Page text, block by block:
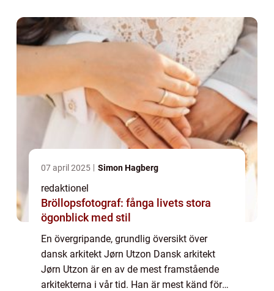
07 april 2025 Simon Hagberg
redaktionel
Bröllopsfotograf: fånga livets stora
ögonblick med stil
En övergripande, grundlig översikt över
dansk arkitekt Jørn Utzon Dansk arkitekt
Jørn Utzon är en av de mest framstående
arkitekterna i vår tid. Han är mest känd för